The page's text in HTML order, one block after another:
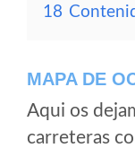
18
MAPA DE
Aqui os
carreteras